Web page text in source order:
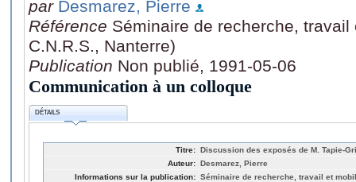
par Desmarez, Pierre
Référence Séminaire de recherche,
C.N.R.S., Nanterre)
Publication Non publié, 1991-05-06
Communication à un colloque
DÉTAILS
Titre: Discussion des exposés de M. Tapie-
Auteur: Desmarez, Pierre
Informations sur la publication: Séminaire de recherche, travail et